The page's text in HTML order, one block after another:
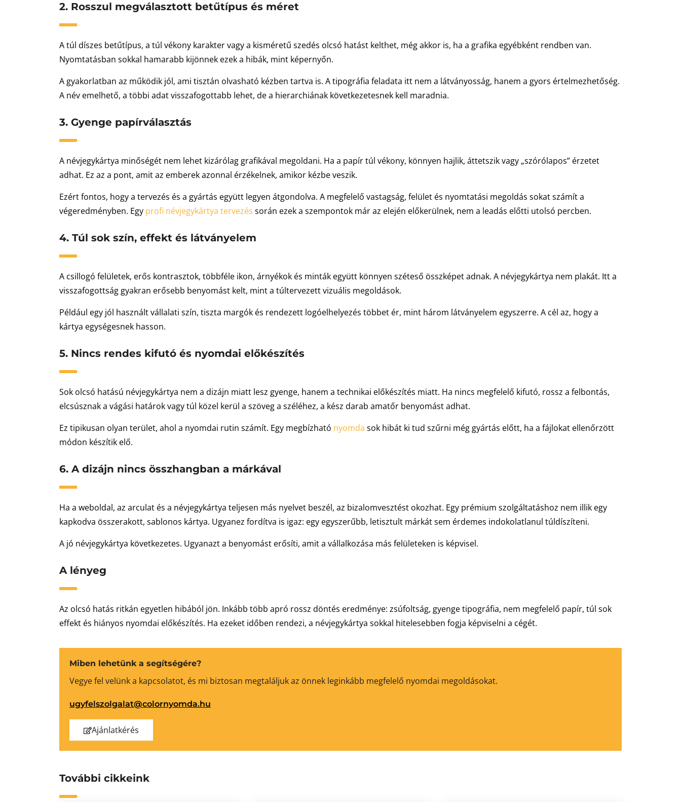
2. Rosszul megválasztott betűtípus és méret
A túl díszes betűtípus, a túl vékony karakter vagy a kisméretű szedés olcsó hatást kelthet, még akkor is, ha a grafika egyébként rendben van.
Nyomtatásban sokkal hamarabb kijönnek ezek a hibák, mint képernyőn.
A gyakorlatban az működik jól, ami tisztán olvasható kézben tartva is. A tipográfia feladata itt nem a látványosság, hanem a gyors értelmezhetőség.
A név emelhető, a többi adat visszafogottabb lehet, de a hierarchiának következetesnek kell maradnia.
3. Gyenge papírválasztás
A névjegykártya minőségét nem lehet kizárólag grafikával megoldani. Ha a papír túl vékony, könnyen hajlik, áttetszik vagy „szórólapos” érzetet
adhat. Ez az a pont, amit az emberek azonnal érzékelnek, amikor kézbe veszik.
Ezért fontos, hogy a tervezés és a gyártás együtt legyen átgondolva. A megfelelő vastagság, felület és nyomtatási megoldás sokat számít a
végeredményben. Egy profi névjegykártya tervezés során ezek a szempontok már az elején előkerülnek, nem a leadás előtti utolsó percben.
4. Túl sok szín, effekt és látványelem
A csillogó felületek, erős kontrasztok, többféle ikon, árnyékok és minták együtt könnyen széteső összképet adnak. A névjegykártya nem plakát. Itt a
visszafogottság gyakran erősebb benyomást kelt, mint a túltervezett vizuális megoldások.
Például egy jól használt vállalati szín, tiszta margók és rendezett logóelhelyezés többet ér, mint három látványelem egyszerre. A cél az, hogy a
kártya egységesnek hasson.
5. Nincs rendes kifutó és nyomdai előkészítés
Sok olcsó hatású névjegykártya nem a dizájn miatt lesz gyenge, hanem a technikai előkészítés miatt. Ha nincs megfelelő kifutó, rossz a felbontás,
elcsúsznak a vágási határok vagy túl közel kerül a szöveg a széléhez, a kész darab amatőr benyomást adhat.
Ez tipikusan olyan terület, ahol a nyomdai rutin számít. Egy megbízható nyomda sok hibát ki tud szűrni még gyártás előtt, ha a fájlokat ellenőrzött
módon készítik elő.
6. A dizájn nincs összhangban a márkával
Ha a weboldal, az arculat és a névjegykártya teljesen más nyelvet beszél, az bizalomvesztést okozhat. Egy prémium szolgáltatáshoz nem illik egy
kapkodva összerakott, sablonos kártya. Ugyanez fordítva is igaz: egy egyszerűbb, letisztult márkát sem érdemes indokolatlanul túldíszíteni.
A jó névjegykártya következetes. Ugyanazt a benyomást erősíti, amit a vállalkozása más felületeken is képvisel.
A lényeg
Az olcsó hatás ritkán egyetlen hibából jön. Inkább több apró rossz döntés eredménye: zsúfoltság, gyenge tipográfia, nem megfelelő papír, túl sok
effekt és hiányos nyomdai előkészítés. Ha ezeket időben rendezi, a névjegykártya sokkal hitelesebben fogja képviselni a cégét.
Miben lehetünk a segítségére?
Vegye fel velünk a kapcsolatot, és mi biztosan megtaláljuk az önnek leginkább megfelelő nyomdai megoldásokat.
ugyfelszolgalat@colornyomda.hu
Ajánlatkérés
További cikkeink